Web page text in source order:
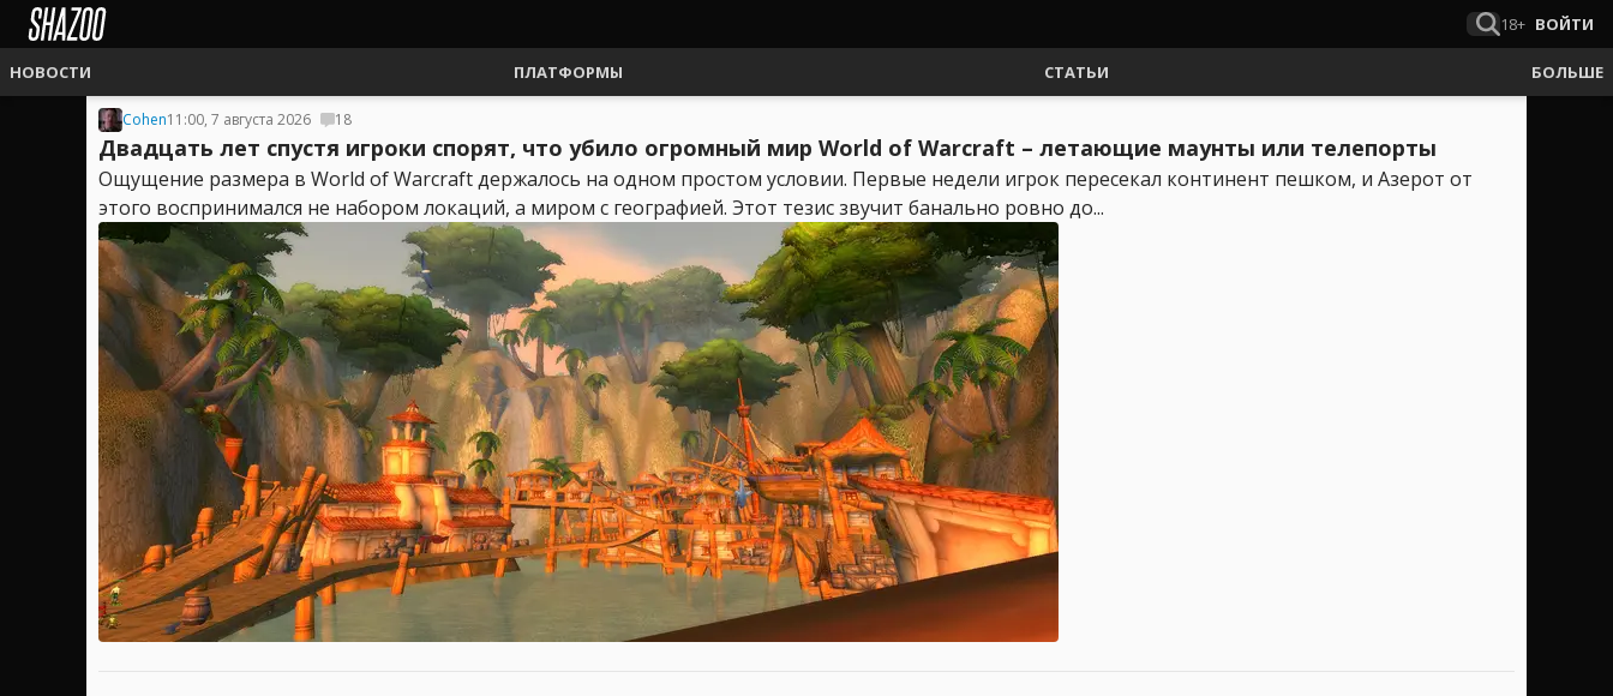
18+ ВОЙТИ
НОВОСТИ ПЛАТФОРМЫ СТАТЬИ БОЛЬШЕ
Cohen11:00, 7 августа 2026 18
Двадцать лет спустя игроки спорят, что убило огромный мир World of Warcraft – летающие маунты или телепорты
Ощущение размера в World of Warcraft держалось на одном простом условии. Первые недели игрок пересекал континент пешком, и Азерот от
этого воспринимался не набором локаций, а миром с географией. Этот тезис звучит банально ровно до...